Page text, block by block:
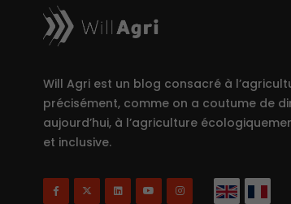
Will Agri est un blog consacré à
précisément, comme on a coutume de
aujourd’hui, à l’agriculture
et inclusive.